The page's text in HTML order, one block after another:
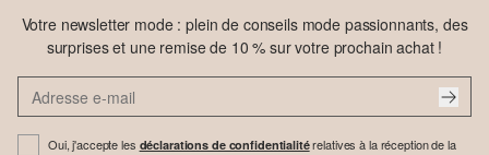
Votre newsletter mode : plein de conseils mode passionnants, des
surprises et une remise de 10 % sur votre prochain achat !
Oui, j'accepte les déclarations de confidentialitérelatives à la réception de la